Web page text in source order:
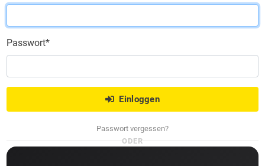
Passwort*
Einloggen
Passwort vergessen?
ODER